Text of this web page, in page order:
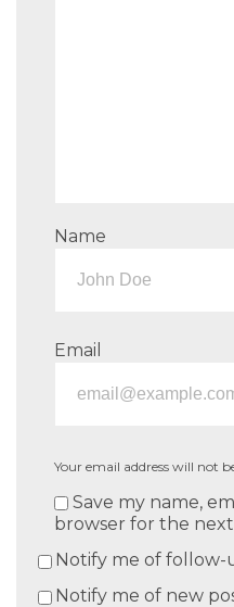
Name
Email
Your email address will not
Save my name,
browser for the
Notify me of follow-
Notify me of new